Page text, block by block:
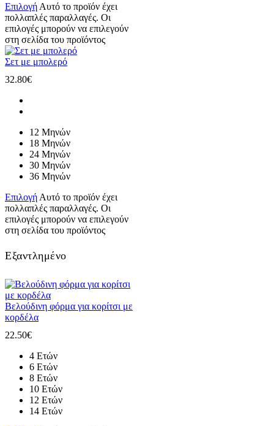
Επιλογή Αυτό το προϊόν έχει
πολλαπλές παραλλαγές. Οι
επιλογές μπορούν να επιλεγούν
στη σελίδα του προϊόντος
Σετ με μπολερό
32.80€
12 Μηνών
18 Μηνών
24 Μηνών
30 Μηνών
36 Μηνών
Επιλογή Αυτό το προϊόν έχει
πολλαπλές παραλλαγές. Οι
επιλογές μπορούν να επιλεγούν
στη σελίδα του προϊόντος
Εξαντλημένο
Βελούδινη φόρμα για κορίτσι με
κορδέλα
22.50€
4 Ετών
6 Ετών
8 Ετών
10 Ετών
12 Ετών
14 Ετών